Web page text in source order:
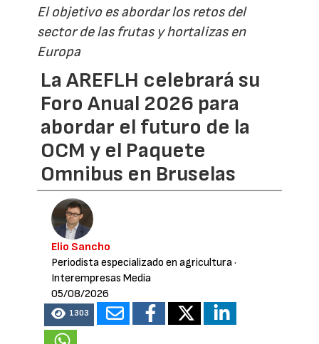
El objetivo es abordar los retos del
sector de las frutas y hortalizas en
Europa
La AREFLH celebrará su
Foro Anual 2026 para
abordar el futuro de la
OCM y el Paquete
Omnibus en Bruselas
Elio Sancho
Periodista especializado en agricultura·
Interempresas Media
05/08/2026
1303